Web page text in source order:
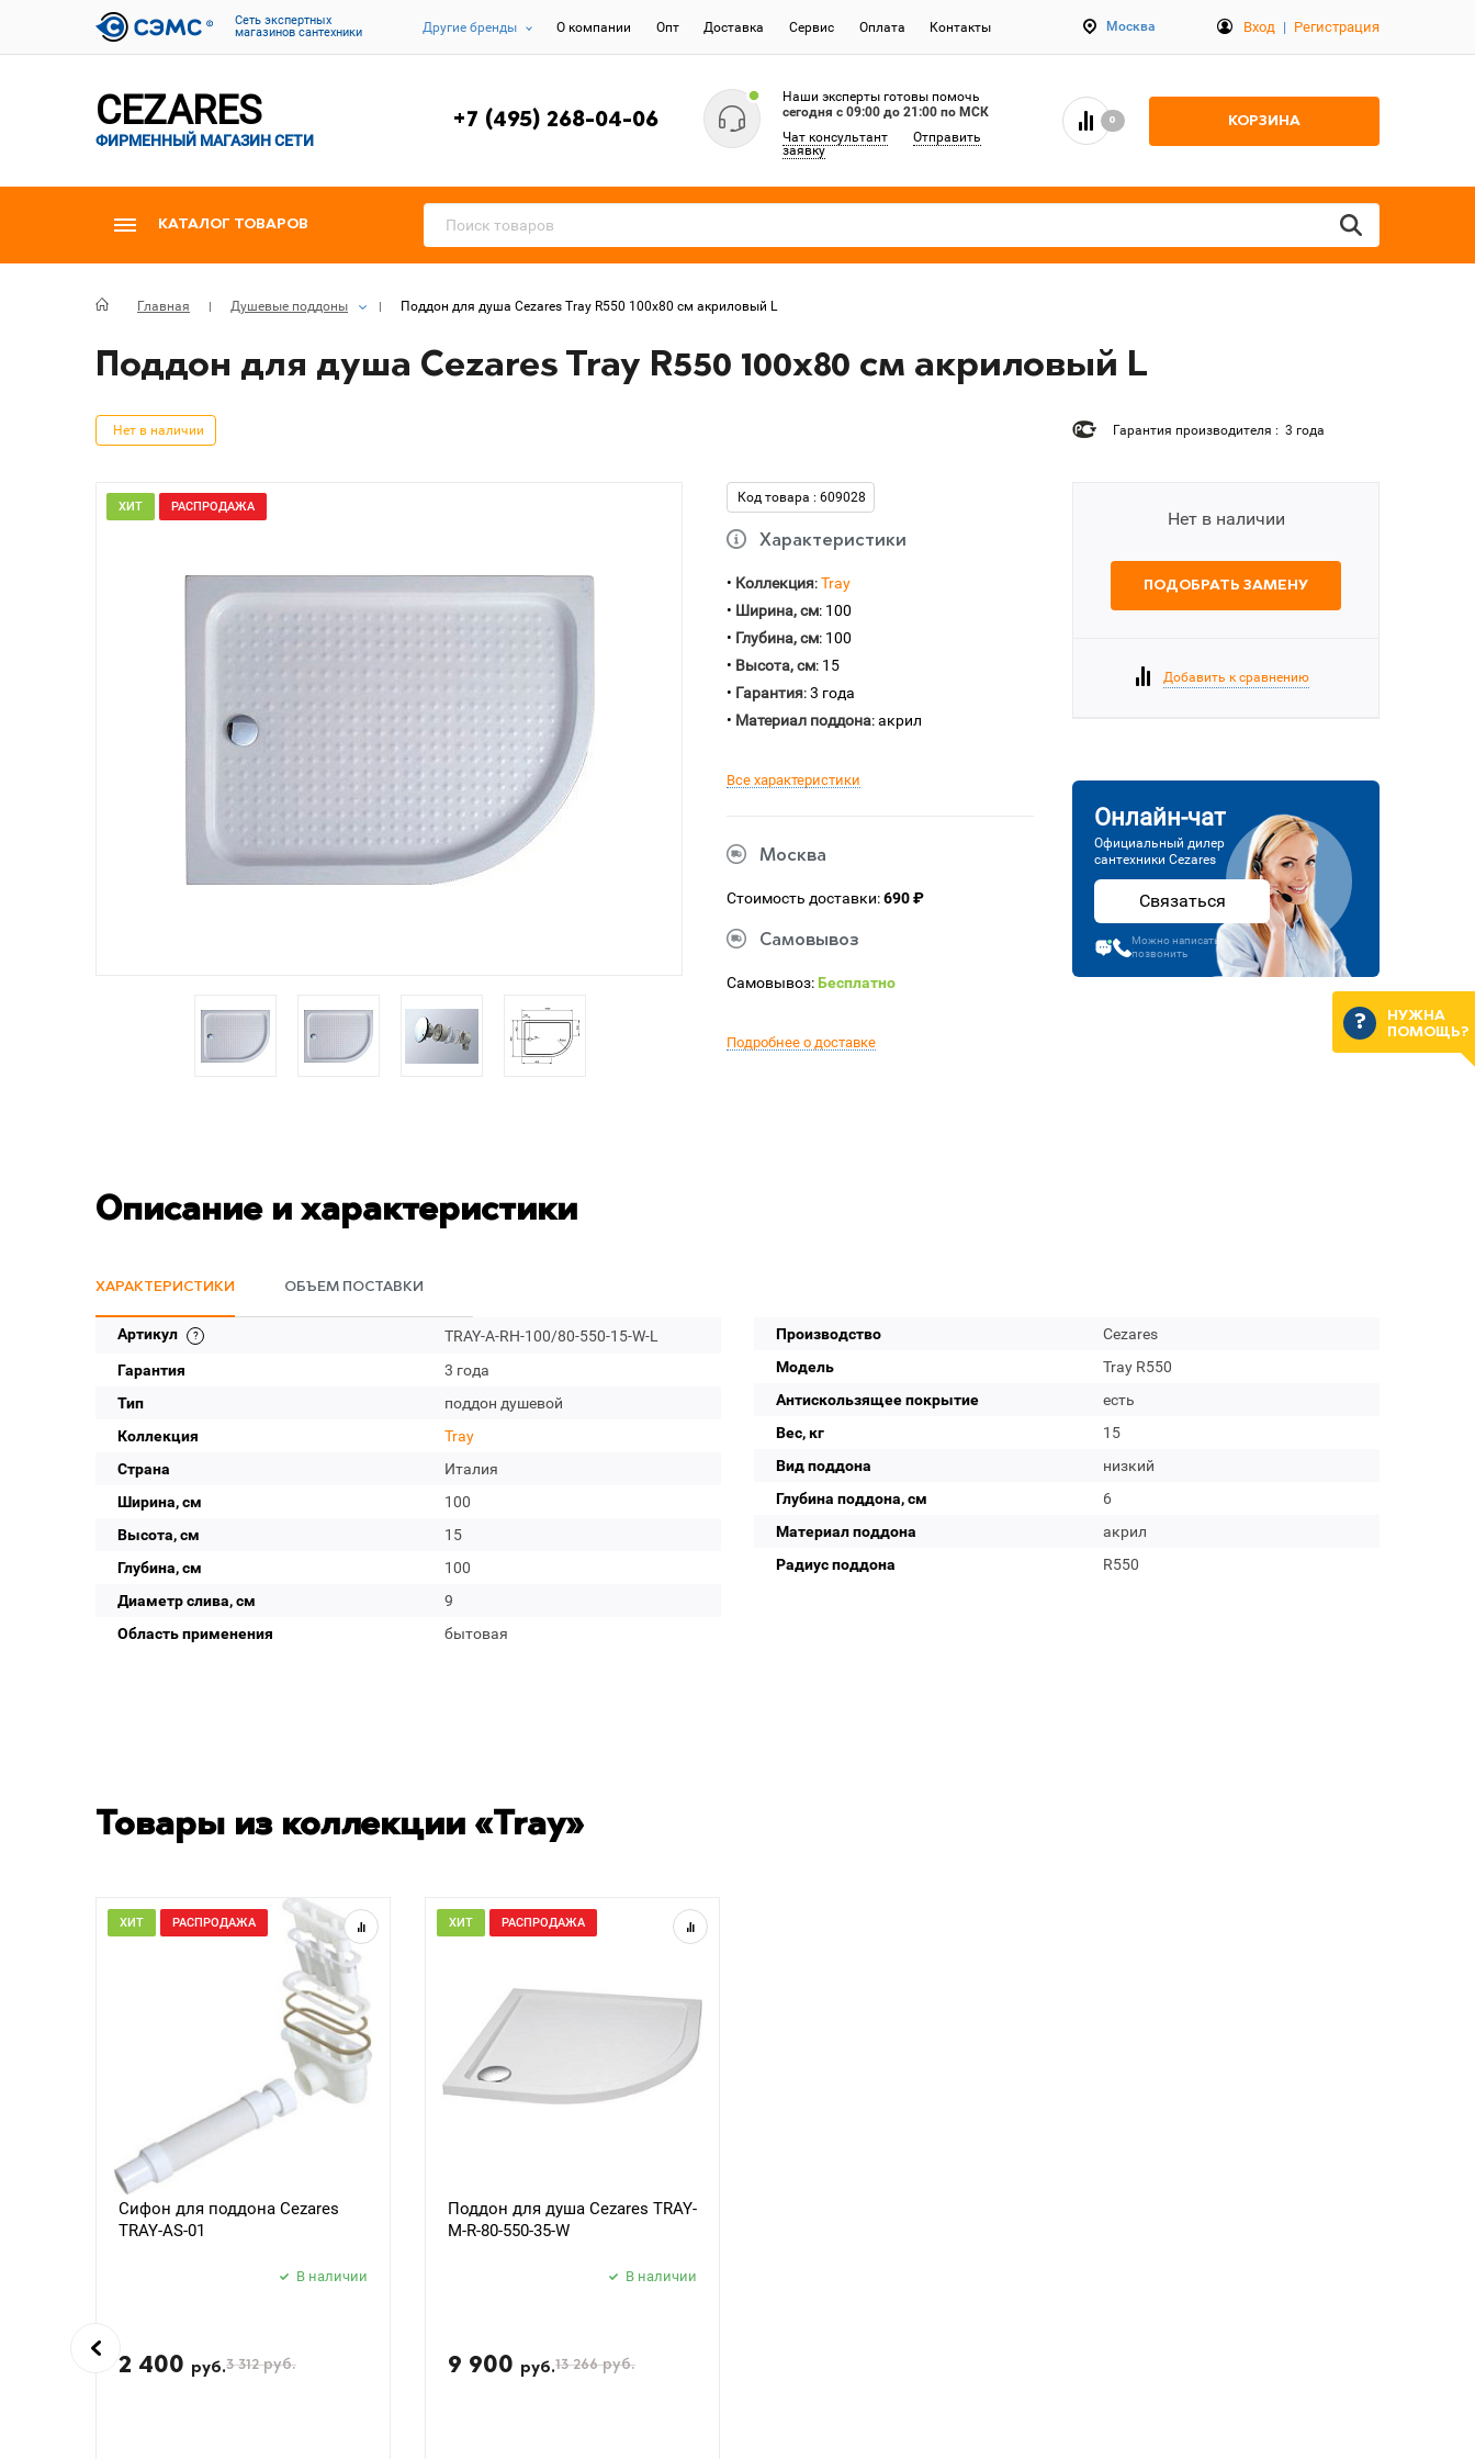
Cеть экспертных
магазинов сантехники
Другие бренды О компании Опт Доставка Сервис Оплата Контакты Москва Вход | Регистрация
CEZARES
ФИРМЕННЫЙ МАГАЗИН СЕТИ
+7 (495) 268-04-06
Наши эксперты готовы помочь
сегодня c 09:00 до 21:00 по МСК
Чат консультант
Отправить
заявку
0 КОРЗИНА
КАТАЛОГ ТОВАРОВ
Главная Душевые поддоны Поддон для душа Cezares Tray R550 100х80 см акриловый L
Поддон для душа Cezares Tray R550 100х80 см акриловый L
Нет в наличии Гарантия производителя : 3 года
ХИТ РАСПРОДАЖА
Код товара : 609028
Характеристики
• Коллекция:Tray
• Ширина, см: 100
• Глубина, см: 100
• Высота, см: 15
• Гарантия: 3 года
• Материал поддона: акрил
Все характеристики
Москва
Стоимость доставки:690 ₽
Самовывоз
Самовывоз:Бесплатно
Подробнее о доставке
Нет в наличии
ПОДОБРАТЬ ЗАМЕНУ
Добавить к сравнению
Онлайн-чат
Официальный дилер
сантехники Cezares
Связаться
Можно написать или
позвонить
Описание и характеристики
ХАРАКТЕРИСТИКИ ОБЪЕМ ПОСТАВКИ
Артикул
TRAY-A-RH-100/80-550-15-W-L
Гарантия
3 года
Тип
поддон душевой
Коллекция
Tray
Страна
Италия
Ширина, см
100
Высота, см
15
Глубина, см
100
Диаметр слива, см
9
Область применения
бытовая
Производство
Cezares
Модель
Tray R550
Антискользящее покрытие
есть
Вес, кг
15
Вид поддона
низкий
Глубина поддона, см
6
Материал поддона
акрил
Радиус поддона
R550
Товары из коллекции «Tray»
ХИТ РАСПРОДАЖА
Сифон для поддона Cezares
TRAY-AS-01
В наличии
2 400 руб.3 312руб.
ХИТ РАСПРОДАЖА
Поддон для душа Cezares TRAY-
M-R-80-550-35-W
В наличии
9 900 руб.13 266руб.
НУЖНА
ПОМОЩЬ?